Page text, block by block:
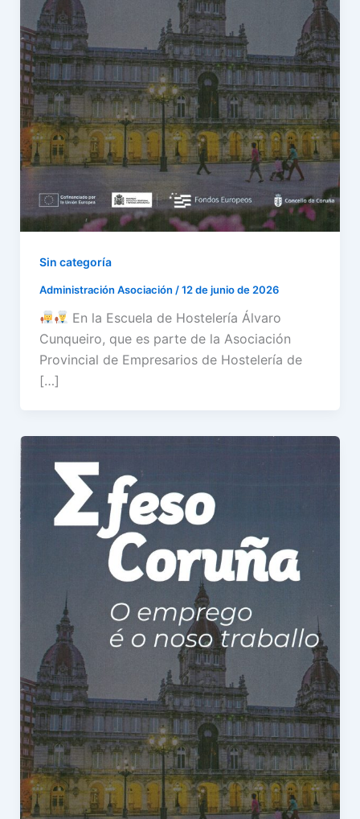
Sin categoría
Administración Asociación /12 de junio de 2026
En la Escuela de Hostelería Álvaro
Cunqueiro, que es parte de la Asociación
Provincial de Empresarios de Hostelería de
[…]